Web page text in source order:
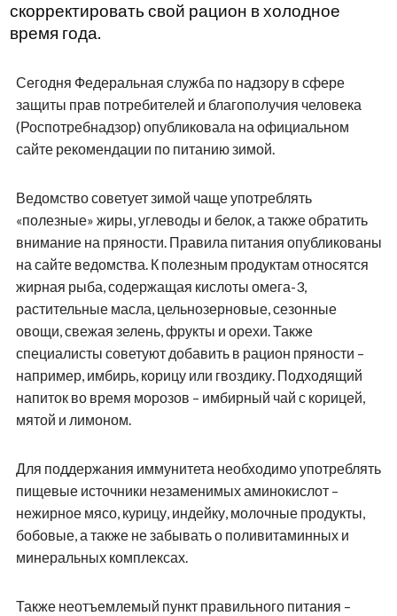
скорректировать свой рацион в холодное
время года.
Сегодня Федеральная служба по надзору в сфере
защиты прав потребителей и благополучия человека
(Роспотребнадзор) опубликовала на официальном
сайте рекомендации по питанию зимой.
Ведомство советует зимой чаще употреблять
«полезные» жиры, углеводы и белок, а также обратить
внимание на пряности. Правила питания опубликованы
на сайте ведомства. К полезным продуктам относятся
жирная рыба, содержащая кислоты омега-3,
растительные масла, цельнозерновые, сезонные
овощи, свежая зелень, фрукты и орехи. Также
специалисты советуют добавить в рацион пряности –
например, имбирь, корицу или гвоздику. Подходящий
напиток во время морозов – имбирный чай с корицей,
мятой и лимоном.
Для поддержания иммунитета необходимо употреблять
пищевые источники незаменимых аминокислот –
нежирное мясо, курицу, индейку, молочные продукты,
бобовые, а также не забывать о поливитаминных и
минеральных комплексах.
Также неотъемлемый пункт правильного питания –